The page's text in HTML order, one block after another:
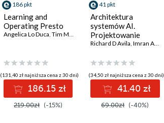
186 pkt
Learning and
Operating Presto
Angelica Lo Duca,Tim Meehan Vivek Bharathan
(131,40 zł najniższa cena z 30 dni)
186.15 zł
219.00zł (-15%)
41 pkt
Architektura
systemów AI.
Projektowanie
skalowalnego i
oprogramowania
Richard D Avila,Imran Ahmad
(34,50 zł najniższa cena z 30 dni)
41.40 zł
69.00zł (-40%)